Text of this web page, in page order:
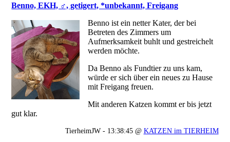
Benno, EKH, ♂, getigert, *unbekannt, Freigang
Benno ist ein netter Kater, der bei
Betreten des Zimmers um
Aufmerksamkeit buhlt und gestreichelt
werden möchte.
Da Benno als Fundtier zu uns kam,
würde er sich über ein neues zu Hause
mit Freigang freuen.
Mit anderen Katzen kommt er bis jetzt
gut klar.
TierheimJW - 13:38:45 @ KATZEN im TIERHEIM